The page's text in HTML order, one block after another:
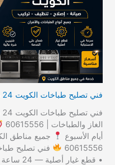
فني تصليح طباخات الكويت 24 ساعة | صيانة أفران الغاز
الغاز والطباخات | 60615556
أيام الأسبوع
جميع مناطق
60615556
فني تصليح
• قطع